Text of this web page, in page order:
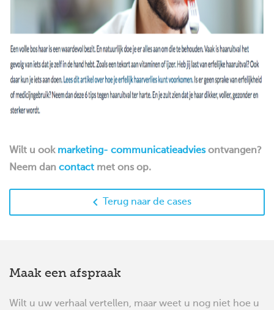
Wilt u ook marketing- communicatieadviesontvangen?
Neem dan contact met ons op.
 Terug naar de cases
Maak een afspraak
Wilt u uw verhaal vertellen, maar weet u nog niet hoe u